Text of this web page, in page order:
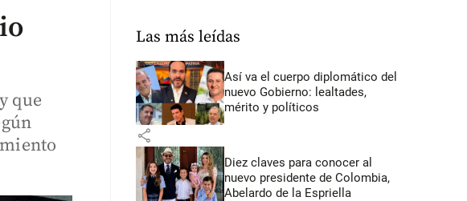
que
Las más leídas
Así va el cuerpo diplomático del
nuevo Gobierno: lealtades,
mérito y políticos
share
Diez claves para conocer al
nuevo presidente de Colombia,
Abelardo de la Espriella